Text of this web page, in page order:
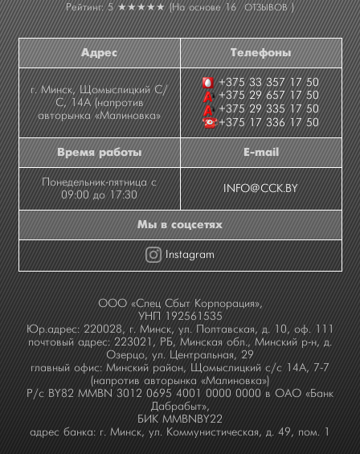
Рейтинг: 5★★★★★ (На основе16 ОТЗЫВОВ)
Адрес Телефоны
г. Минск, Щомыслицкий С/
С, 14А (напротив
авторынка «Малиновка»
+375 33 357 17 50
+375 29 657 17 50
+375 29 335 17 50
+375 17 336 17 50
Время работы E-mail
Понедельник-пятница с
09:00 до 17:30
INFO@CCK.BY
Мы в соцсетях
Instagram
ООО «Спец Сбыт Корпорация»,
УНП 192561535
Юр.адрес: 220028, г. Минск, ул. Полтавская, д. 10, оф. 111
почтовый адрес: 223021, РБ, Минская обл., Минский р-н, д.
Озерцо, ул. Центральная, 29
главный офис: Минский район, Щомыслицкий с/с 14А, 7-7
(напротив авторынка «Малиновка»)
Р/с BY82 MMBN 3012 0695 4001 0000 0000 в ОАО «Банк
Дабрабыт»,
БИК MMBNBY22
адрес банка: г. Минск, ул. Коммунистическая, д. 49, пом. 1